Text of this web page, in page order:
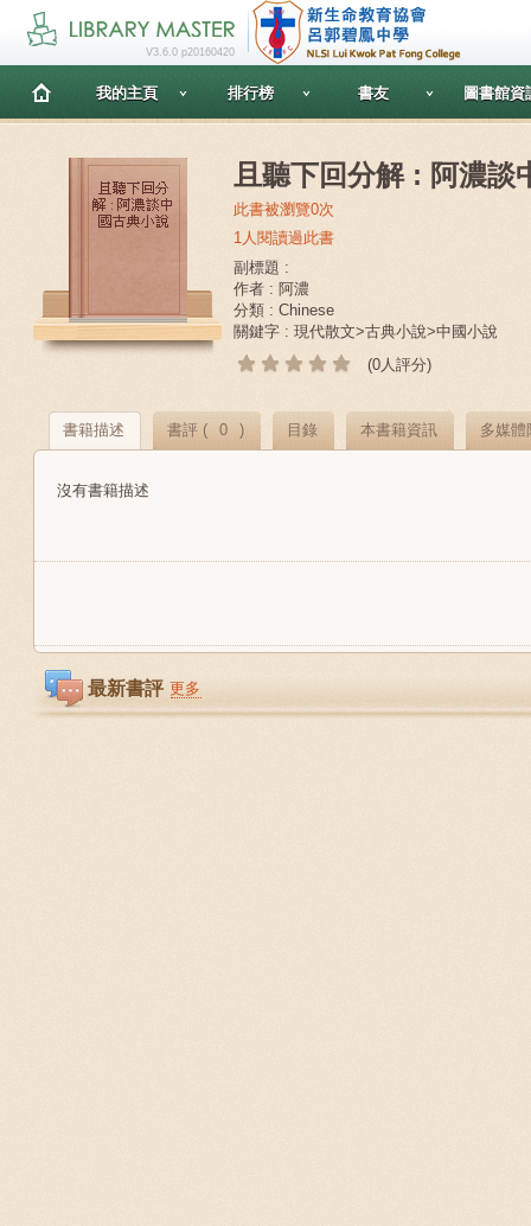
V3.6.0 p20160420
我的主頁 排行榜 書友 圖書館資
且聽下回分解 : 阿濃談
此書被瀏覽0次
1人閱讀過此書
副標題 :
作者 : 阿濃
分類 : Chinese
關鍵字 : 現代散文>古典小說>中國小說
(0人評分)
書籍描述 書評 ( 0 ) 目錄 本書籍資訊 多媒體
沒有書籍描述
最新書評 更多